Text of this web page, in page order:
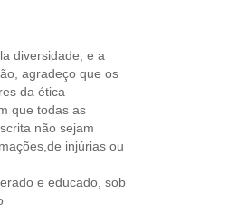
diversidade, e a
agradeço que os
da ética
que todas as
não sejam
injúrias ou
e educado, sob